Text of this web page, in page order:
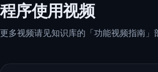
程序使用视频
更多视频请见知识库的「功能视频指南」